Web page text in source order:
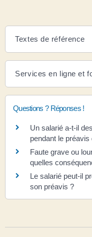
Textes de référence
Services en ligne et
Questions ? Réponses !
Un salarié a-t-il
pendant le
Faute grave ou
quelles
Le salarié peut-il
son préavis ?